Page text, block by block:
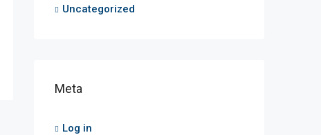
Uncategorized
Meta
Log in